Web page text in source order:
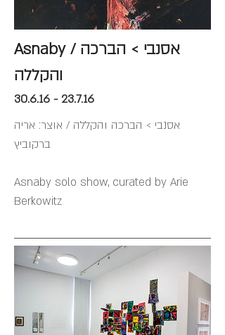
Asnaby / אסנבי > הברכה
והקללה
30.6.16 - 23.7.16
אסנבי > הברכה והקללה / אוצר: אריה
ברקוביץ
Asnaby solo show, curated by Arie
Berkowitz